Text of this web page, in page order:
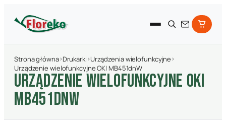
Strona główna›Drukarki›Urządzenia wielofunkcyjne›
Urządzenie wielofunkcyjne OKI MB451dnW
URZąDZENIE WIELOFUNKCYJNE OKI
MB451DNW